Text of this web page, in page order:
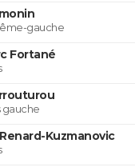
gauche
Fortané
gauche
Kuzmanovic